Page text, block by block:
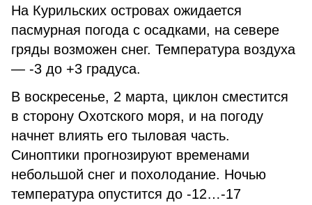
На Курильских островах ожидается
пасмурная погода с осадками, на севере
гряды возможен снег. Температура воздуха
— -3 до +3 градуса.
В воскресенье, 2 марта, циклон сместится
в сторону Охотского моря, и на погоду
начнет влиять его тыловая часть.
Синоптики прогнозируют временами
небольшой снег и похолодание. Ночью
температура опустится до -12…-17